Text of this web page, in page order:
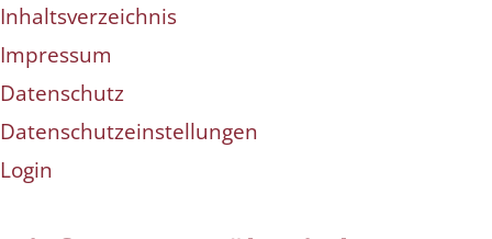
Inhaltsverzeichnis
Impressum
Datenschutz
Datenschutzeinstellungen
Login